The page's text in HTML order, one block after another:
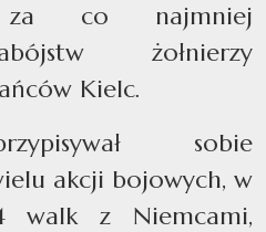
za co najmniej
żołnierzy
Kielc.
sobie
akcji bojowych, w
walk z Niemcami,